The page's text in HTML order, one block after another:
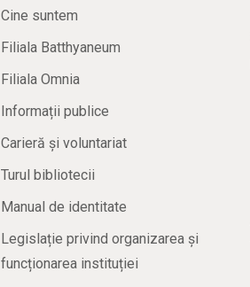
Cine suntem
Filiala Batthyaneum
Filiala Omnia
Informații publice
Carieră și voluntariat
Turul bibliotecii
Manual de identitate
Legislație privind organizarea și
funcționarea instituției